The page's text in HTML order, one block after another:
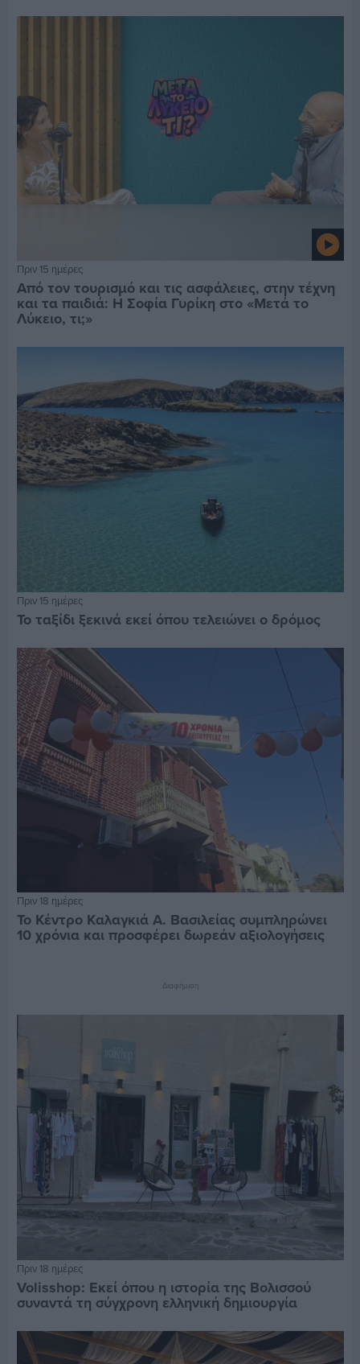
Πριν 15 ημέρες
Από τον τουρισμό και τις ασφάλειες, στην τέχνη
και τα παιδιά: Η Σοφία Γυρίκη στο «Μετά το
Λύκειο, τι;»
Πριν 15 ημέρες
Το ταξίδι ξεκινά εκεί όπου τελειώνει ο δρόμος
Πριν 18 ημέρες
Το Κέντρο Καλαγκιά Α. Βασιλείας συμπληρώνει
10 χρόνια και προσφέρει δωρεάν αξιολογήσεις
Διαφήμιση
Πριν 18 ημέρες
Volisshop: Εκεί όπου η ιστορία της Βολισσού
συναντά τη σύγχρονη ελληνική δημιουργία